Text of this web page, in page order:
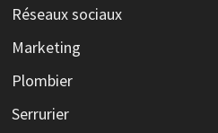
Réseaux sociaux
Marketing
Plombier
Serrurier